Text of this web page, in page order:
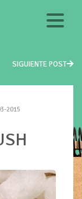
SIGUIENTE POST
2015